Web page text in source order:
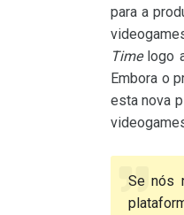
para a
Timelogo
Embora o
esta nova
Se nós